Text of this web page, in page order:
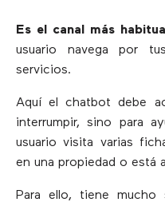
Es el canal más habitual
usuario navega por
servicios.
Aquí el chatbot debe
interrumpir, sino para
usuario visita varias
en una propiedad o está
Para ello, tiene